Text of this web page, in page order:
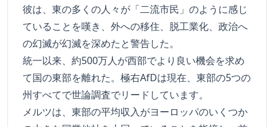
彼は、東の多くの人々が「二流市民」のように感じ
ていることを嘆き、外への移住、脱工業化、政治へ
の幻滅が幻滅を深めたと警告した。
統一以来、約500万人が西部でより良い機会を求め
て国の東部を離れた。極右AfDは現在、東部の5つの
州すべてで世論調査でリードしています。
メルツは、東部の平均収入がヨーロッパのいくつか